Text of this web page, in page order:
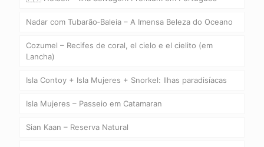
Nadar com Tubarão‑Baleia – A Imensa Beleza do Oceano
Cozumel – Recifes de coral, el cielo e el cielito (em
Lancha)
Isla Contoy + Isla Mujeres + Snorkel: Ilhas paradisíacas
Isla Mujeres – Passeio em Catamaran
Sian Kaan – Reserva Natural